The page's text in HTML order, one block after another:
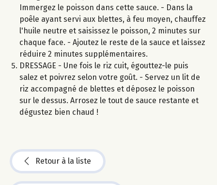
Immergez le poisson dans cette sauce. - Dans la
poêle ayant servi aux blettes, à feu moyen, chauffez
l'huile neutre et saisissez le poisson, 2 minutes sur
chaque face. - Ajoutez le reste de la sauce et laissez
réduire 2 minutes supplémentaires.
DRESSAGE - Une fois le riz cuit, égouttez-le puis
salez et poivrez selon votre goût. - Servez un lit de
riz accompagné de blettes et déposez le poisson
sur le dessus. Arrosez le tout de sauce restante et
dégustez bien chaud !
Retour à la liste